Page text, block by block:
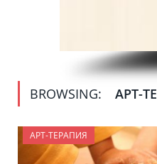
BROWSING: АРТ-
АРТ-ТЕРАПИЯ